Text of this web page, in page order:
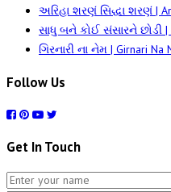
અરિહા શરણં સિદ્ધા શરણં |
સાધુ બને કોઈ સંસારને છોડી |
ગિરનારી ના નેમ | Girnari Na
Follow Us
Get In Touch